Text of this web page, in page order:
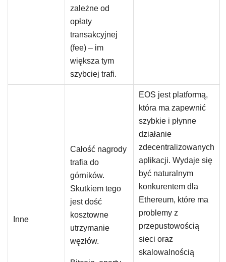
zależne od
opłaty
transakcyjnej
(fee) – im
większa tym
szybciej trafi.
Inne
Całość nagrody
trafia do
górników.
Skutkiem tego
jest dość
kosztowne
utrzymanie
węzłów.
EOS jest platformą,
która ma zapewnić
szybkie i płynne
działanie
zdecentralizowanych
aplikacji. Wydaje się
być naturalnym
konkurentem dla
Ethereum, które ma
problemy z
przepustowością
sieci oraz
skalowalnością